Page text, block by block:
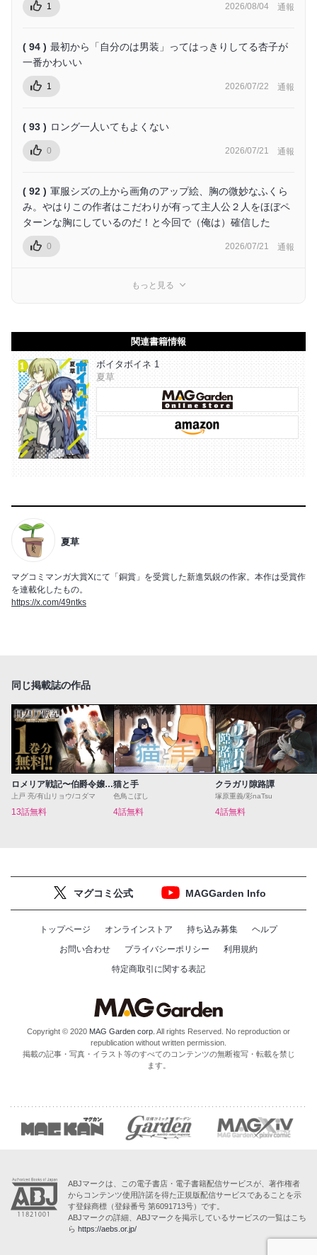
1 2026/08/04 通報
( 94 ) 最初から「自分のは男装」ってはっきりしてる杏子が
一番かわいい
1 2026/07/22 通報
( 93 ) ロング一人いてもよくない
0 2026/07/21 通報
( 92 ) 軍服シズの上から画角のアップ絵、胸の微妙なふくら
み。やはりこの作者はこだわりが有って主人公２人をほぼペ
ターンな胸にしているのだ！と今回で（俺は）確信した
0 2026/07/21 通報
もっと見る
関連書籍情報
ボイタボイネ 1
夏草
夏草
マグコミマンガ大賞Xにて「銅賞」を受賞した新進気鋭の作家。本作は受賞作
を連載化したもの。
https://x.com/49ntks
同じ掲載誌の作品
ロメリア戦記〜伯爵令嬢、魔王を倒した後も人類やばそうだから軍隊組織する〜
上戸 亮/有山リョウ/コダマ
13話無料
猫と手
色鳥こぼし
4話無料
クラガリ隙路譚
塚原重義/彩naTsu
4話無料
マグコミ公式 MAGGarden Info
トップページ オンラインストア 持ち込み募集
ヘルプ
お問い合わせ
プライバシーポリシー
利用規約
特定商取引に関する表記
Copyright © 2020 MAG Garden corp. All rights Reserved. No reproduction or
republication without written permission.
掲載の記事・写真・イラスト等のすべてのコンテンツの無断複写・転載を禁じ
ます。
ABJマークは、この電子書店・電子書籍配信サービスが、著作権者
からコンテンツ使用許諾を得た正規版配信サービスであることを示
す登録商標（登録番号 第6091713号）です。
ABJマークの詳細、ABJマークを掲示しているサービスの一覧はこち
ら https://aebs.or.jp/